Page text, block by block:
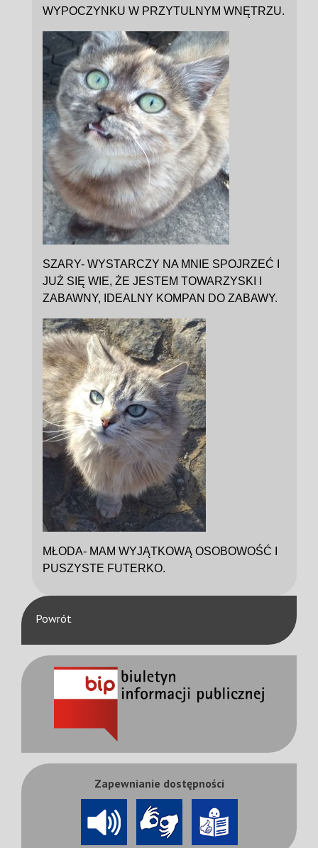
WYPOCZYNKU W PRZYTULNYM WNĘTRZU.
SZARY- WYSTARCZY NA MNIE SPOJRZEĆ I
JUŻ SIĘ WIE, ŻE JESTEM TOWARZYSKI I
ZABAWNY, IDEALNY KOMPAN DO ZABAWY.
MŁODA- MAM WYJĄTKOWĄ OSOBOWOŚĆ I
PUSZYSTE FUTERKO.
Powrót
Zapewnianie dostępności